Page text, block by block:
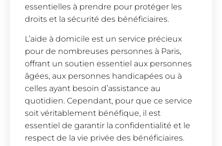
essentielles à prendre pour protéger les
droits et la sécurité des bénéficiaires.
L’aide à domicile est un service précieux
pour de nombreuses personnes à Paris,
offrant un soutien essentiel aux personnes
âgées, aux personnes handicapées ou à
celles ayant besoin d’assistance au
quotidien. Cependant, pour que ce service
soit véritablement bénéfique, il est
essentiel de garantir la confidentialité et le
respect de la vie privée des bénéficiaires.